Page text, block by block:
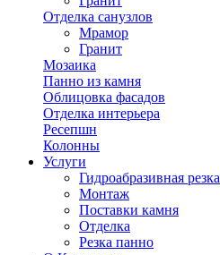
Отделка санузлов
Мрамор
Гранит
Мозаика
Панно из камня
Облицовка фасадов
Отделка интерьера
Ресепшн
Колонны
Услуги
Гидроабразивная резка
Монтаж
Поставки камня
Отделка
Резка панно